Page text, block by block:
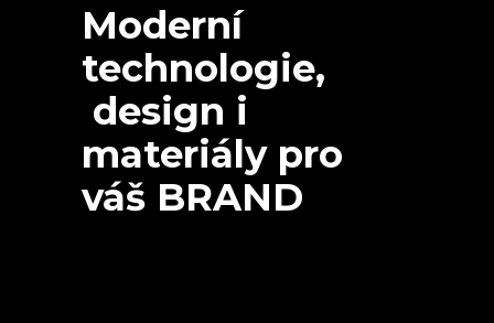
Moderní
technologie,
design i
materiály pro
váš BRAND